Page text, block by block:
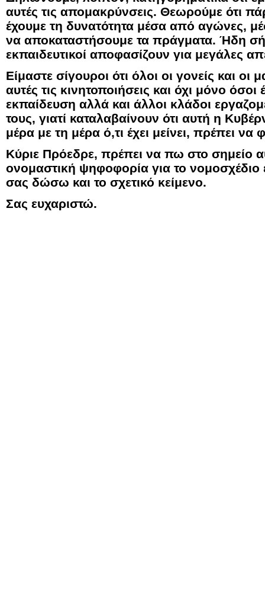
αυτές τις απομακρύνσεις. Θεωρούμε ότι
έχουμε τη δυνατότητα μέσα από αγώνες,
να αποκαταστήσουμε τα πράγματα. Ήδη
εκπαιδευτικοί αποφασίζουν για μεγάλες
Είμαστε σίγουροι ότι όλοι οι γονείς και οι
αυτές τις κινητοποιήσεις και όχι μόνο
εκπαίδευση αλλά και άλλοι κλάδοι
τους, γιατί καταλαβαίνουν ότι αυτή η
μέρα με τη μέρα ό,τι έχει μείνει, πρέπει
Κύριε Πρόεδρε, πρέπει να πω στο σημείο
ονομαστική ψηφοφορία για το νομοσχέδιο
σας δώσω και το σχετικό κείμενο.
Σας ευχαριστώ.